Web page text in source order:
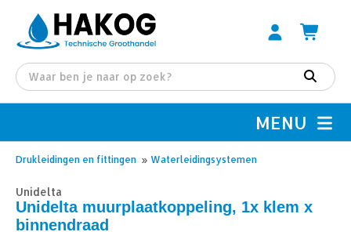
MENU
Drukleidingen en fittingen » Waterleidingsystemen
Unidelta
Unidelta muurplaatkoppeling, 1x klem x
binnendraad